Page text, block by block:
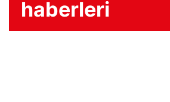
haberleri